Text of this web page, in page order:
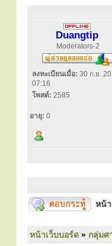
Duangtip
Moderators-2
ลงทะเบียนเมื่อ: 30 ก.ย.
07:16
โพสต์: 2585
อายุ: 0
หน้า
หน้าเว็บบอร์ด » กลุ่มศ